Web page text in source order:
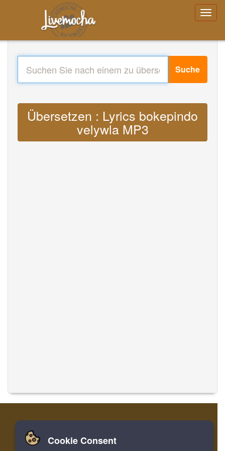
Suche
Übersetzen : Lyrics bokepindo
velywla MP3
Zuhause Einloggen
Cookie Consent